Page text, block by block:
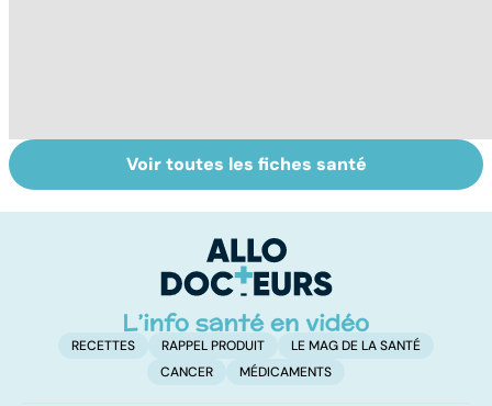
Femmes :
comment
Violences
sexuelles :
remettre ?
Voir toutes les fiches santé
RECETTES RAPPEL PRODUIT
LE MAG DE LA SANTÉ
CANCER
MÉDICAMENTS